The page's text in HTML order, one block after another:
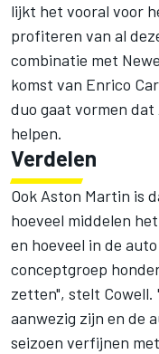
lijkt het vooral voor
profiteren van al
combinatie met
komst van Enrico
duo gaat vormen
helpen.
Verdelen
Ook Aston Martin is
hoeveel middelen
en hoeveel in de
conceptgroep
zetten", stelt Cowell.
aanwezig zijn en de
seizoen verfijnen